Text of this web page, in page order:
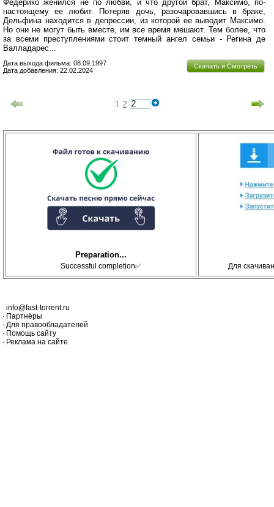
Федерико женился не по любви, и что другой брат, Максимо, по-
настоящему ее любит. Потеряв дочь, разочаровавшись в браке,
Дельфина находится в депрессии, из которой ее выводит Максимо.
Но они не могут быть вместе, им все время мешают. Тем более, что
за всеми преступлениями стоит темный ангел семьи - Регина де
Валладарес...
Скачать и Смотреть
Дата выхода фильма: 08.09.1997
Дата добавления: 22.02.2024
1 2
Preparation...
Successful completion✅ Для
info@fast-torrent.ru
Партнёры
Для правообладателей
Помощь сайту
Реклама на сайте